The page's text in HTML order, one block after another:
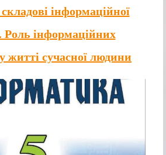
інформаційної
Роль інформаційних
житті сучасної людини